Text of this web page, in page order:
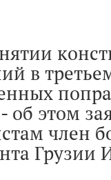
в
об этом
член
Грузии